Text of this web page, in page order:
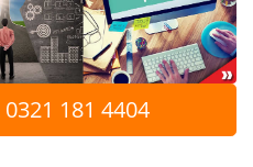
181 4404